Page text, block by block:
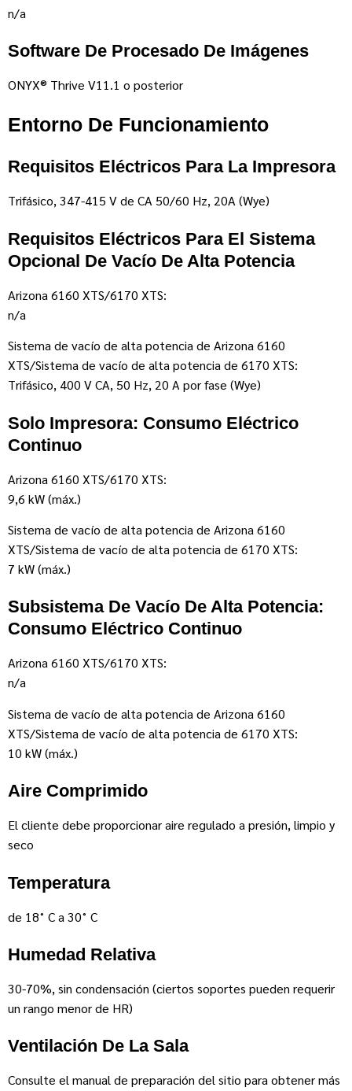
n/a
Software De Procesado De Imágenes
ONYX® Thrive V11.1 o posterior
Entorno De Funcionamiento
Requisitos Eléctricos Para La Impresora
Trifásico, 347-415 V de CA 50/60 Hz, 20A (Wye)
Requisitos Eléctricos Para El Sistema
Opcional De Vacío De Alta Potencia
Arizona 6160 XTS/6170 XTS:
n/a
Sistema de vacío de alta potencia de Arizona 6160
XTS/Sistema de vacío de alta potencia de 6170 XTS:
Trifásico, 400 V CA, 50 Hz, 20 A por fase (Wye)
Solo Impresora: Consumo Eléctrico
Continuo
Arizona 6160 XTS/6170 XTS:
9,6 kW (máx.)
Sistema de vacío de alta potencia de Arizona 6160
XTS/Sistema de vacío de alta potencia de 6170 XTS:
7 kW (máx.)
Subsistema De Vacío De Alta Potencia:
Consumo Eléctrico Continuo
Arizona 6160 XTS/6170 XTS:
n/a
Sistema de vacío de alta potencia de Arizona 6160
XTS/Sistema de vacío de alta potencia de 6170 XTS:
10 kW (máx.)
Aire Comprimido
El cliente debe proporcionar aire regulado a presión, limpio y
seco
Temperatura
de 18˚ C a 30˚ C
Humedad Relativa
30-70%, sin condensación (ciertos soportes pueden requerir
un rango menor de HR)
Ventilación De La Sala
Consulte el manual de preparación del sitio para obtener más